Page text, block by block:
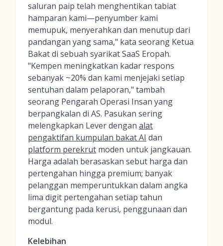
saluran paip telah menghentikan tabiat
hamparan kami—penyumber kami
memupuk, menyerahkan dan menutup dari
pandangan yang sama," kata seorang Ketua
Bakat di sebuah syarikat SaaS Eropah.
"Kempen meningkatkan kadar respons
sebanyak ~20% dan kami menjejaki setiap
sentuhan dalam pelaporan," tambah
seorang Pengarah Operasi Insan yang
berpangkalan di AS. Pasukan sering
melengkapkan Lever dengan alat
pengaktifan kumpulan bakat AI dan
platform perekrut moden untuk jangkauan.
Harga adalah berasaskan sebut harga dan
pertengahan hingga premium; banyak
pelanggan memperuntukkan dalam angka
lima digit pertengahan setiap tahun
bergantung pada kerusi, penggunaan dan
modul.
Kelebihan